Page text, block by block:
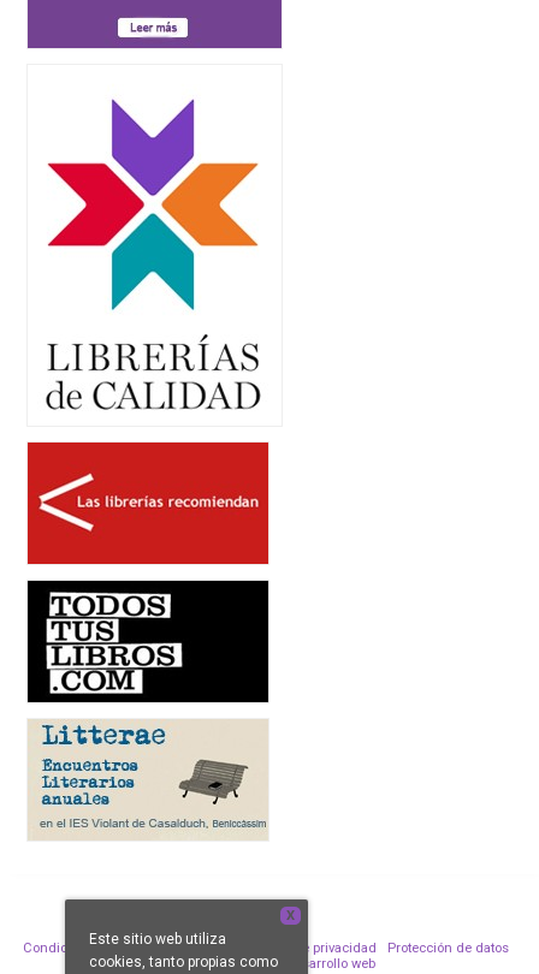
Condiciones de venta Aviso legal Política de privacidad
Protección de datos
Política de Cookies
Desarrollo web
X
Este sitio web utiliza
cookies, tanto propias como